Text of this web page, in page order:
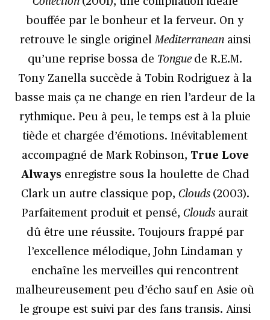
bouffée par le bonheur et la ferveur. On y
retrouve le single originel Mediterraneanainsi
qu’une reprise bossa de Tongue de R.E.M.
Tony Zanella succède à Tobin Rodriguez à la
basse mais ça ne change en rien l’ardeur de la
rythmique. Peu à peu, le temps est à la pluie
tiède et chargée d’émotions. Inévitablement
accompagné de Mark Robinson, True Love
Alwaysenregistre sous la houlette de Chad
Clark un autre classique pop, Clouds (2003).
Parfaitement produit et pensé, Clouds aurait
dû être une réussite. Toujours frappé par
l’excellence mélodique, John Lindaman y
enchaîne les merveilles qui rencontrent
malheureusement peu d’écho sauf en Asie où
le groupe est suivi par des fans transis. Ainsi